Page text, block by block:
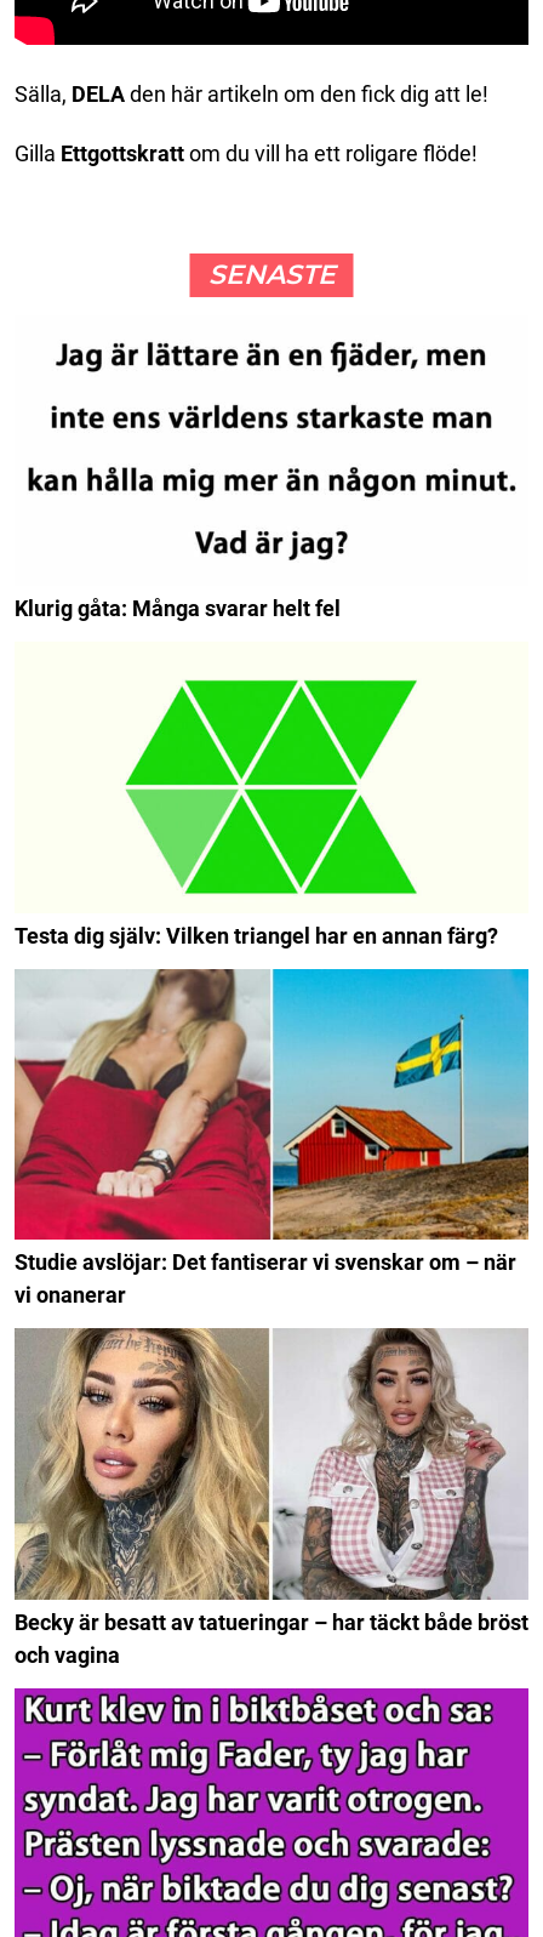
Sälla, DELAden här artikeln om den fick dig att le!
Gilla Ettgottskrattom du vill ha ett roligare flöde!
SENASTE
Klurig gåta: Många svarar helt fel
Testa dig själv: Vilken triangel har en annan färg?
Studie avslöjar: Det fantiserar vi svenskar om – när
vi onanerar
Becky är besatt av tatueringar – har täckt både bröst
och vagina